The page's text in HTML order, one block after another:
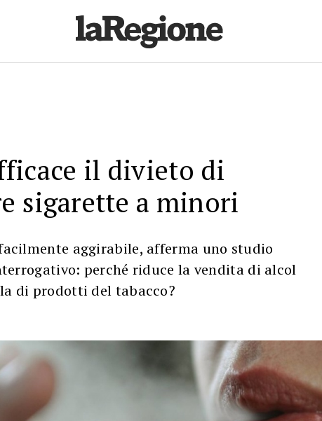
il divieto di
sigarette a minori
aggirabile, afferma uno studio
perché riduce la vendita di alcol
di prodotti del tabacco?